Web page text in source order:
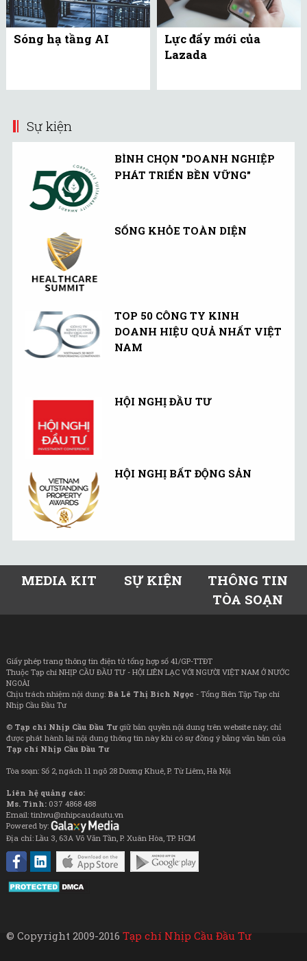
Sóng hạ tầng AI
Lực đẩy mới của
Lazada
Sự kiện
BÌNH CHỌN "DOANH NGHIỆP
PHÁT TRIỂN BỀN VỮNG"
SỐNG KHỎE TOÀN DIỆN
TOP 50 CÔNG TY KINH
DOANH HIỆU QUẢ NHẤT VIỆT
NAM
HỘI NGHỊ ĐẦU TƯ
HỘI NGHỊ BẤT ĐỘNG SẢN
MEDIA KIT SỰ KIỆN
THÔNG TIN
TÒA SOẠN
Giấy phép trang thông tin điện tử tổng hợp số 41/GP-TTĐT
Thuộc Tạp chí NHỊP CẦU ĐẦU TƯ - HỘI LIÊN LẠC VỚI NGƯỜI VIỆT NAM Ở NƯỚC
NGOÀI
Chịu trách nhiệm nội dung: Bà Lê Thị Bích Ngọc - Tổng Biên Tập Tạp chí
Nhịp Cầu Đầu Tư
© Tạp chí Nhịp Cầu Đầu Tưgiữ bản quyền nội dung trên website này; chỉ
được phát hành lại nội dung thông tin này khi có sự đồng ý bằng văn bản của
Tạp chí Nhịp Cầu Đầu Tư
Tòa soạn: Số 2, ngách 11 ngõ 28 Dương Khuê, P. Từ Liêm, Hà Nội
Liên hệ quảng cáo:
Ms. Tình: 037 4868 488
Email: tinhvu@nhipcaudautu.vn
Powered by:
Địa chỉ: Lầu 3, 63A Võ Văn Tần, P. Xuân Hòa, TP. HCM
© Copyright 2009-2016 Tạp chí Nhịp Cầu Đầu Tư